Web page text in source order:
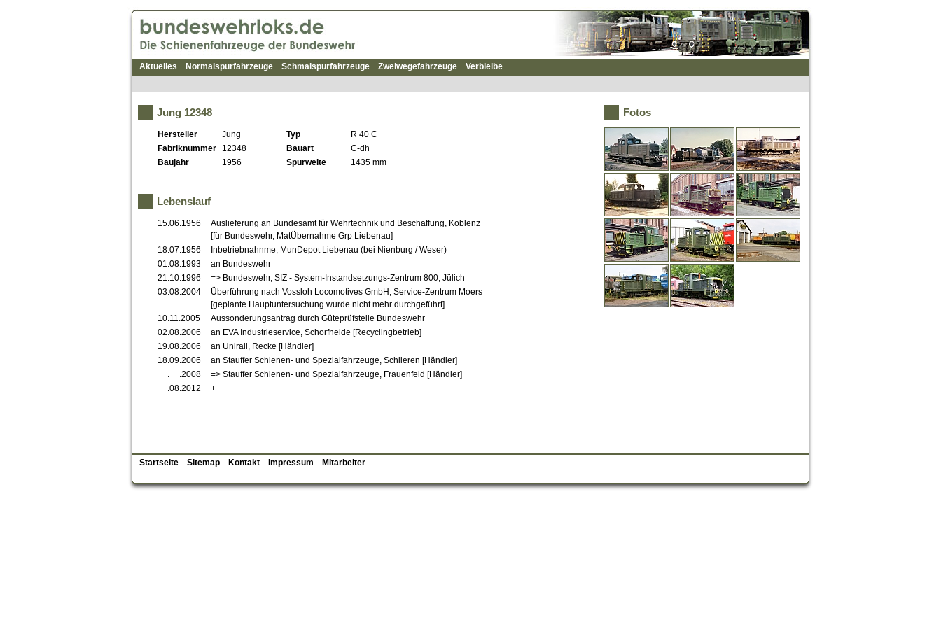
Aktuelles Normalspurfahrzeuge Schmalspurfahrzeuge Zweiwegefahrzeuge Verbleibe
Jung 12348
Hersteller Jung Typ
R 40 C
Fabriknummer
12348 Bauart
C-dh
Baujahr
1956 Spurweite 1435 mm
Lebenslauf
15.06.1956
Auslieferung an Bundesamt für Wehrtechnik und Beschaffung, Koblenz
[für Bundeswehr, MatÜbernahme Grp Liebenau]
18.07.1956
Inbetriebnahnme, MunDepot Liebenau (bei Nienburg / Weser)
01.08.1993
an Bundeswehr
21.10.1996
=> Bundeswehr, SIZ - System-Instandsetzungs-Zentrum 800, Jülich
03.08.2004
Überführung nach Vossloh Locomotives GmbH, Service-Zentrum Moers
[geplante Hauptuntersuchung wurde nicht mehr durchgeführt]
10.11.2005
Aussonderungsantrag durch Güteprüfstelle Bundeswehr
02.08.2006
an EVA Industrieservice, Schorfheide [Recyclingbetrieb]
19.08.2006
an Unirail, Recke [Händler]
18.09.2006
an Stauffer Schienen- und Spezialfahrzeuge, Schlieren [Händler]
__.__.2008
=> Stauffer Schienen- und Spezialfahrzeuge, Frauenfeld [Händler]
__.08.2012
++
Fotos
Startseite Sitemap Kontakt Impressum Mitarbeiter